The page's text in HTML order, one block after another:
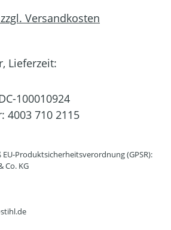
Versandkosten
Lieferzeit:
100010924
4003 710 2115
Produktsicherheitsverordnung (GPSR):
Co. KG